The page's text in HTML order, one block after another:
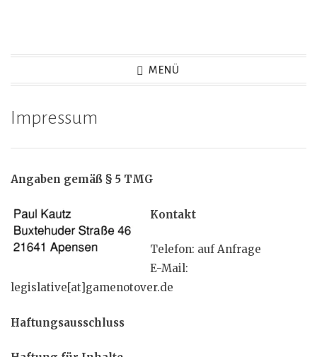
Game Not Over
MENÜ
Impressum
Angaben gemäß § 5 TMG
Kontakt
Telefon: auf Anfrage
E-Mail:
legislative[at]gamenotover.de
Haftungsausschluss